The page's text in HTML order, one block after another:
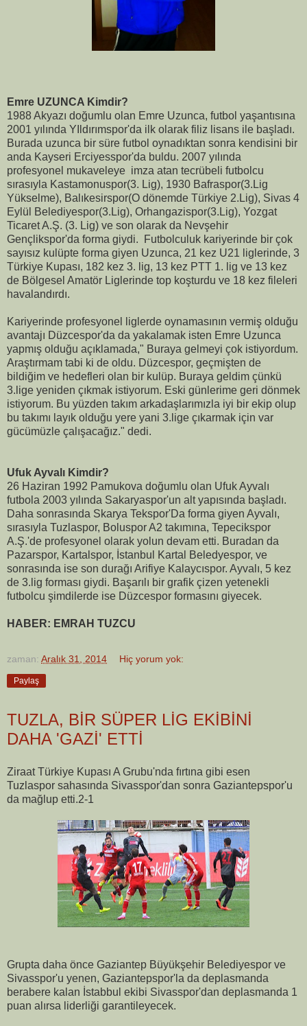
Emre UZUNCA Kimdir?
1988 Akyazı doğumlu olan Emre Uzunca, futbol yaşantısına
2001 yılında YIldırımspor'da ilk olarak filiz lisans ile başladı.
Burada uzunca bir süre futbol oynadıktan sonra kendisini bir
anda Kayseri Erciyesspor'da buldu. 2007 yılında
profesyonel mukaveleye imza atan tecrübeli futbolcu
sırasıyla Kastamonuspor(3. Lig), 1930 Bafraspor(3.Lig
Yükselme), Balıkesirspor(O dönemde Türkiye 2.Lig), Sivas 4
Eylül Belediyespor(3.Lig), Orhangazispor(3.Lig), Yozgat
Ticaret A.Ş. (3. Lig) ve son olarak da Nevşehir
Gençlikspor'da forma giydi. Futbolculuk kariyerinde bir çok
sayısız kulüpte forma giyen Uzunca, 21 kez U21 liglerinde, 3
Türkiye Kupası, 182 kez 3. lig, 13 kez PTT 1. lig ve 13 kez
de Bölgesel Amatör Liglerinde top koşturdu ve 18 kez fileleri
havalandırdı.
Kariyerinde profesyonel liglerde oynamasının vermiş olduğu
avantajı Düzcespor'da da yakalamak isten Emre Uzunca
yapmış olduğu açıklamada," Buraya gelmeyi çok istiyordum.
Araştırmam tabi ki de oldu. Düzcespor, geçmişten de
bildiğim ve hedefleri olan bir kulüp. Buraya geldim çünkü
3.lige yeniden çıkmak istiyorum. Eski günlerime geri dönmek
istiyorum. Bu yüzden takım arkadaşlarımızla iyi bir ekip olup
bu takımı layık olduğu yere yani 3.lige çıkarmak için var
gücümüzle çalışacağız." dedi.
Ufuk Ayvalı Kimdir?
26 Haziran 1992 Pamukova doğumlu olan Ufuk Ayvalı
futbola 2003 yılında Sakaryaspor'un alt yapısında başladı.
Daha sonrasında Skarya Tekspor'Da forma giyen Ayvalı,
sırasıyla Tuzlaspor, Boluspor A2 takımına, Tepecikspor
A.Ş.'de profesyonel olarak yolun devam etti. Buradan da
Pazarspor, Kartalspor, İstanbul Kartal Beledyespor, ve
sonrasında ise son durağı Arifiye Kalaycıspor. Ayvalı, 5 kez
de 3.lig forması giydi. Başarılı bir grafik çizen yetenekli
futbolcu şimdilerde ise Düzcespor formasını giyecek.
HABER: EMRAH TUZCU
zaman: Aralık 31, 2014 Hiç yorum yok:
Paylaş
TUZLA, BİR SÜPER LİG EKİBİNİ
DAHA 'GAZİ' ETTİ
Ziraat Türkiye Kupası A Grubu'nda fırtına gibi esen
Tuzlaspor sahasında Sivasspor'dan sonra Gaziantepspor'u
da mağlup etti.2-1
Grupta daha önce Gaziantep Büyükşehir Belediyespor ve
Sivasspor'u yenen, Gaziantepspor'la da deplasmanda
berabere kalan İstabbul ekibi Sivasspor'dan deplasmanda 1
puan alırsa liderliği garantileyecek.